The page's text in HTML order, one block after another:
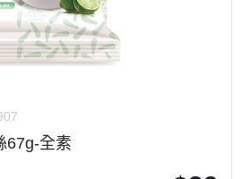
67g-全素